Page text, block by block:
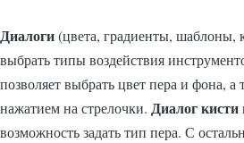
Диалоги(цвета, градиенты, шаблоны,
выбрать типы воздействия
позволяет выбрать цвет пера и фона, а
нажатием на стрелочки. Диалог кисти
возможность задать тип пера. С